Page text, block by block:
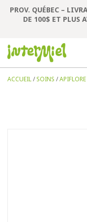
PROV. QUÉBEC –
DE 100$ ET PLUS
ACCUEIL/SOINS /APIFLORE